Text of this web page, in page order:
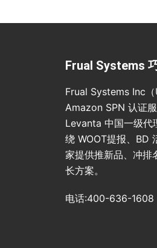
Frual Systems
Frual Systems Inc
Amazon SPN 认证
Levanta 中国一级代
绕 WOOT提报、BD
家提供推新品、冲排
长方案。
电话:400-636-1608